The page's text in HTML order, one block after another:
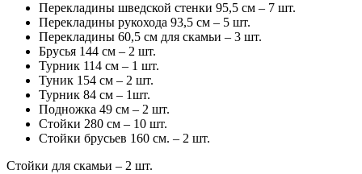
Перекладины шведской стенки 95,5 см – 7 шт.
Перекладины рукохода 93,5 см – 5 шт.
Перекладины 60,5 см для скамьи – 3 шт.
Брусья 144 см – 2 шт.
Турник 114 см – 1 шт.
Туник 154 см – 2 шт.
Турник 84 см – 1шт.
Подножка 49 см – 2 шт.
Стойки 280 см – 10 шт.
Стойки брусьев 160 см. – 2 шт.
Стойки для скамьи – 2 шт.